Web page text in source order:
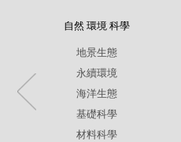
自然 環境 科學
地景生態
永續環境
海洋生態
基礎科學
材料科學